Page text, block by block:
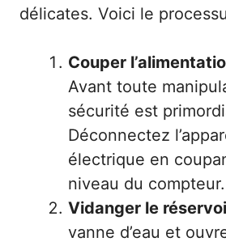
délicates. Voici le
Couper
Avant toute
sécurité est
Déconnectez
électrique en
niveau du compteur.
Vidanger le
vanne d’eau et